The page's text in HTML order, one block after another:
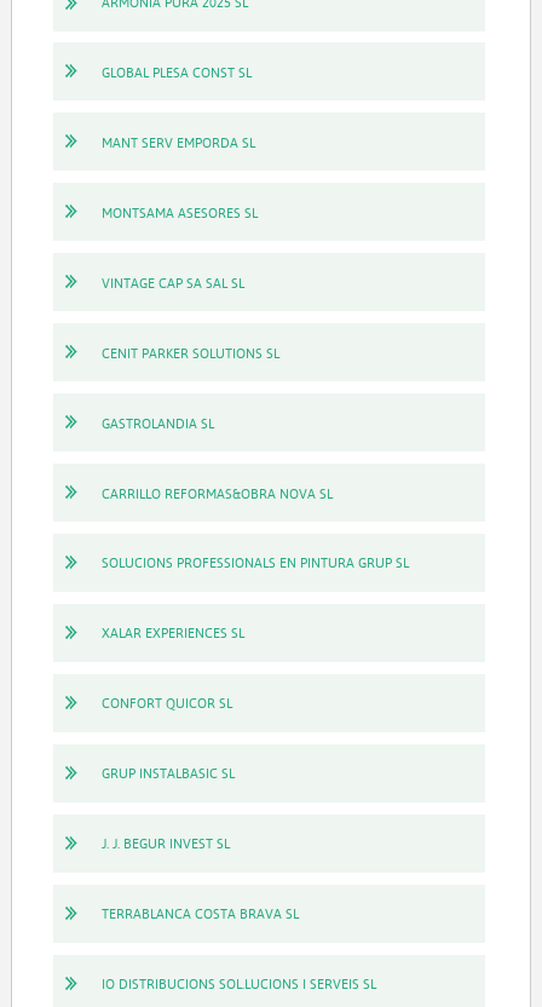
GLOBAL PLESA CONST SL
MANT SERV EMPORDA SL
MONTSAMA ASESORES SL
VINTAGE CAP SA SAL SL
CENIT PARKER SOLUTIONS SL
GASTROLANDIA SL
CARRILLO REFORMAS&OBRA NOVA SL
SOLUCIONS PROFESSIONALS EN PINTURA GRUP SL
XALAR EXPERIENCES SL
CONFORT QUICOR SL
GRUP INSTALBASIC SL
J. J. BEGUR INVEST SL
TERRABLANCA COSTA BRAVA SL
IO DISTRIBUCIONS SOL.LUCIONS I SERVEIS SL